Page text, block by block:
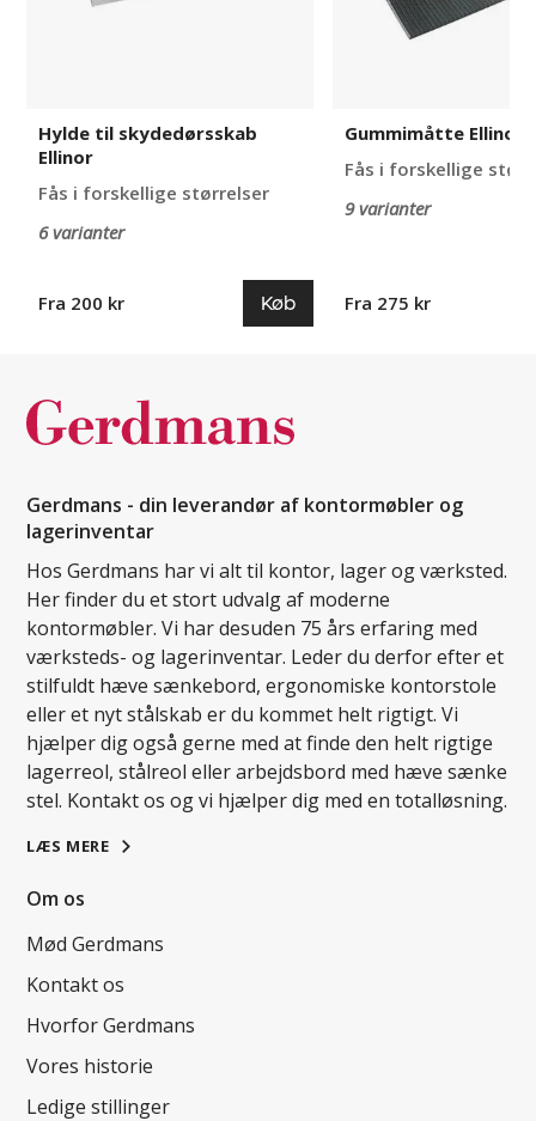
Hylde til skydedørsskab
Ellinor
Fås i forskellige størrelser
6 varianter
Fra 200 kr Køb
Gummimåtte Ellinor
Fås i forskellige
9 varianter
Fra 275 kr
Gerdmans - din leverandør af kontormøbler og
lagerinventar
Hos Gerdmans har vi alt til kontor, lager og værksted.
Her finder du et stort udvalg af moderne
kontormøbler. Vi har desuden 75 års erfaring med
værksteds- og lagerinventar. Leder du derfor efter et
stilfuldt hæve sænkebord, ergonomiske kontorstole
eller et nyt stålskab er du kommet helt rigtigt. Vi
hjælper dig også gerne med at finde den helt rigtige
lagerreol, stålreol eller arbejdsbord med hæve sænke
stel. Kontakt os og vi hjælper dig med en totalløsning.
LÆS MERE
Om os
Mød Gerdmans
Kontakt os
Hvorfor Gerdmans
Vores historie
Ledige stillinger